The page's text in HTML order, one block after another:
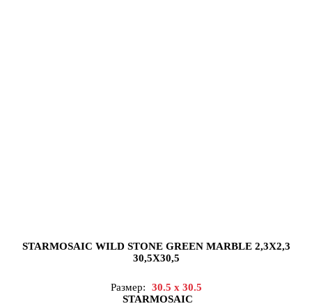
STARMOSAIC WILD STONE GREEN MARBLE 2,3X2,3
30,5X30,5
Размер:
30.5 x 30.5
STARMOSAIC